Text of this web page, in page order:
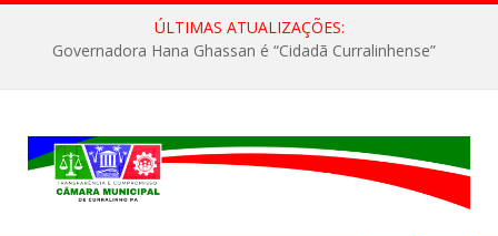
ÚLTIMAS ATUALIZAÇÕES:
Governadora Hana Ghassan é “Cidadã Curralinhense”